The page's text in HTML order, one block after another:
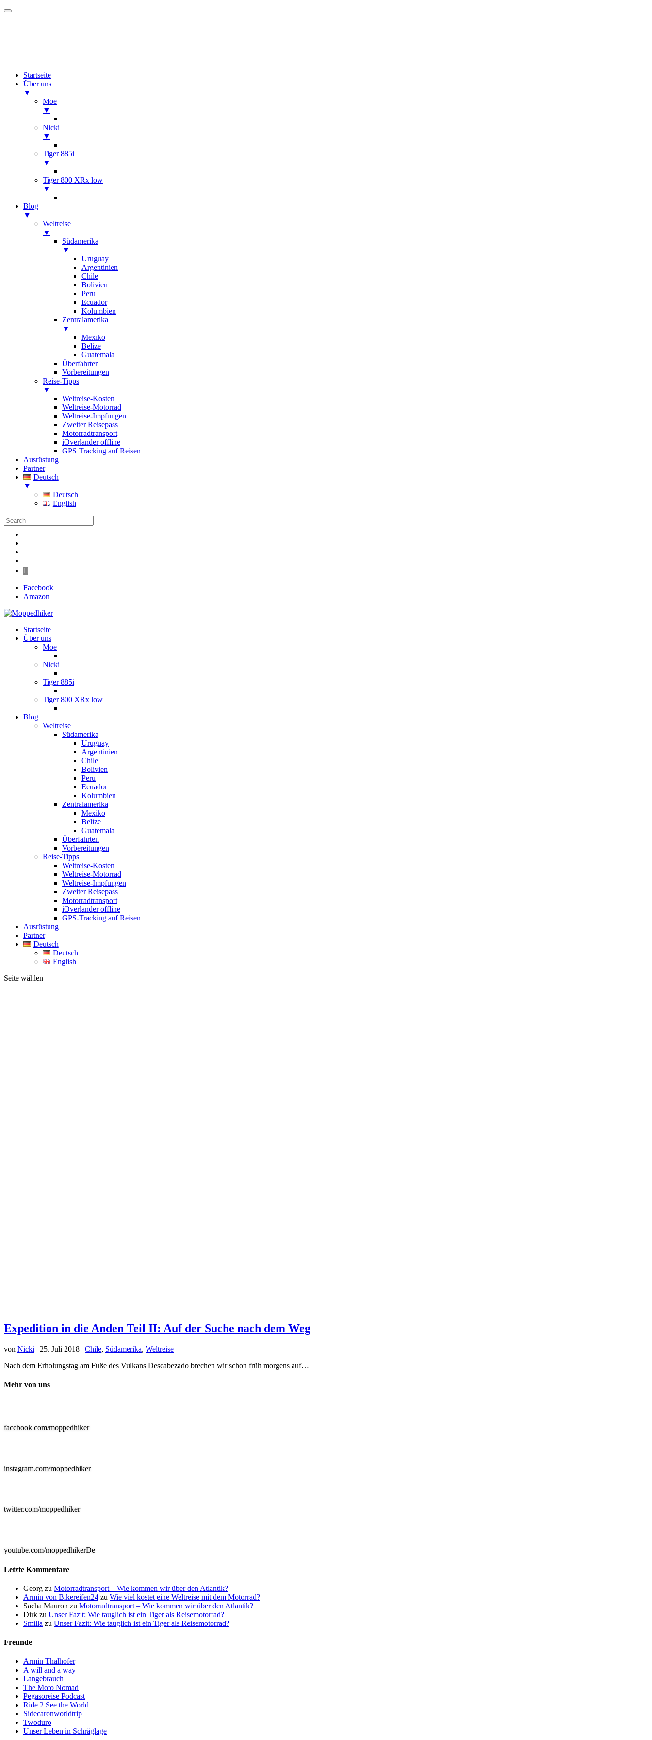
Startseite
Über uns
▼
Moe
▼
Nicki
▼
Tiger 885i
▼
Tiger 800 XRx low
▼
Blog
▼
Weltreise
▼
Südamerika
▼
Uruguay
Argentinien
Chile
Bolivien
Peru
Ecuador
Kolumbien
Zentralamerika
▼
Mexiko
Belize
Guatemala
Überfahrten
Vorbereitungen
Reise-Tipps
▼
Weltreise-Kosten
Weltreise-Motorrad
Weltreise-Impfungen
Zweiter Reisepass
Motorradtransport
iOverlander offline
GPS-Tracking auf Reisen
Ausrüstung
Partner
Deutsch
▼
Deutsch
English
Facebook
Amazon
Startseite
Über uns
Moe
Nicki
Tiger 885i
Tiger 800 XRx low
Blog
Weltreise
Südamerika
Uruguay
Argentinien
Chile
Bolivien
Peru
Ecuador
Kolumbien
Zentralamerika
Mexiko
Belize
Guatemala
Überfahrten
Vorbereitungen
Reise-Tipps
Weltreise-Kosten
Weltreise-Motorrad
Weltreise-Impfungen
Zweiter Reisepass
Motorradtransport
iOverlander offline
GPS-Tracking auf Reisen
Ausrüstung
Partner
Deutsch
Deutsch
English
Seite wählen
Expedition in die Anden Teil II: Auf der Suche nach dem Weg
von Nicki | 25. Juli 2018 | Chile, Südamerika, Weltreise
Nach dem Erholungstag am Fuße des Vulkans Descabezado brechen wir schon früh morgens auf…
Mehr von uns
facebook.com/moppedhiker
instagram.com/moppedhiker
twitter.com/moppedhiker
youtube.com/moppedhikerDe
Letzte Kommentare
Georg zu Motorradtransport – Wie kommen wir über den Atlantik?
Armin von Bikereifen24 zu Wie viel kostet eine Weltreise mit dem Motorrad?
Sacha Mauron zu Motorradtransport – Wie kommen wir über den Atlantik?
Dirk zu Unser Fazit: Wie tauglich ist ein Tiger als Reisemotorrad?
Smilla zu Unser Fazit: Wie tauglich ist ein Tiger als Reisemotorrad?
Freunde
Armin Thalhofer
A will and a way
Langebrauch
The Moto Nomad
Pegasoreise Podcast
Ride 2 See the World
Sidecaronworldtrip
Twoduro
Unser Leben in Schräglage